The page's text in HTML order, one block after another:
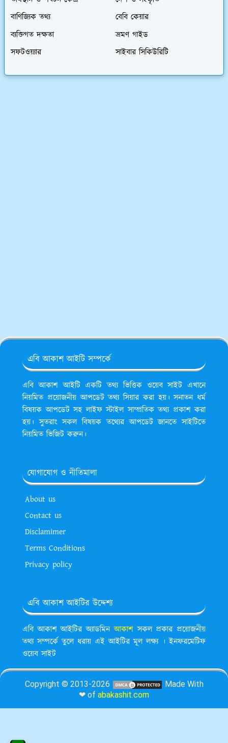
বাণিজ্যিক তথ্য
বেবি কেয়ার
ব্যক্তিগত দক্ষতা
ভ্রমণ গাইড
সফটওয়্যার
সাইবার সিকিউরিটি
এবি আকাশ আইটি সম্পর্কে
এবি আকাশ আইটি একটি তথ্য ভিত্তিক ওয়েব সাইট এখানে
নিয়মিত প্রয়োজনীয় আপডেট তথ্য সিয়ার করা হয়। সনাতন ধর্ম
বিষয়ক আপডেট সহ লাইফ স্টাইল সাম্প্রতিক তথ্য প্রকাশ করা
হয়। সুতরাং সকল বিষয়ক তথ্যের আপডেট জানতে সাইটিতে
নিয়মিত ভিজিট করুন।
যোগাযোগ ও নীতিমালা
About us
Contact us
Disclamimer
Terms Conditions
Privacy policy
এবি আকাশ আইটির উদ্দেশ্য
এবি আকাশ আইটির অ্যাডমিনআকাশসকল প্রকার প্রয়োজনীয়
তথ্য সম্পর্কে তুলে ধরায় এই আইটির মূল লক্ষ্য । ইনফরমেটিফ
ওয়েব সাইট
Copyright © 2013-2026
Made With
❤ of abakashit.com